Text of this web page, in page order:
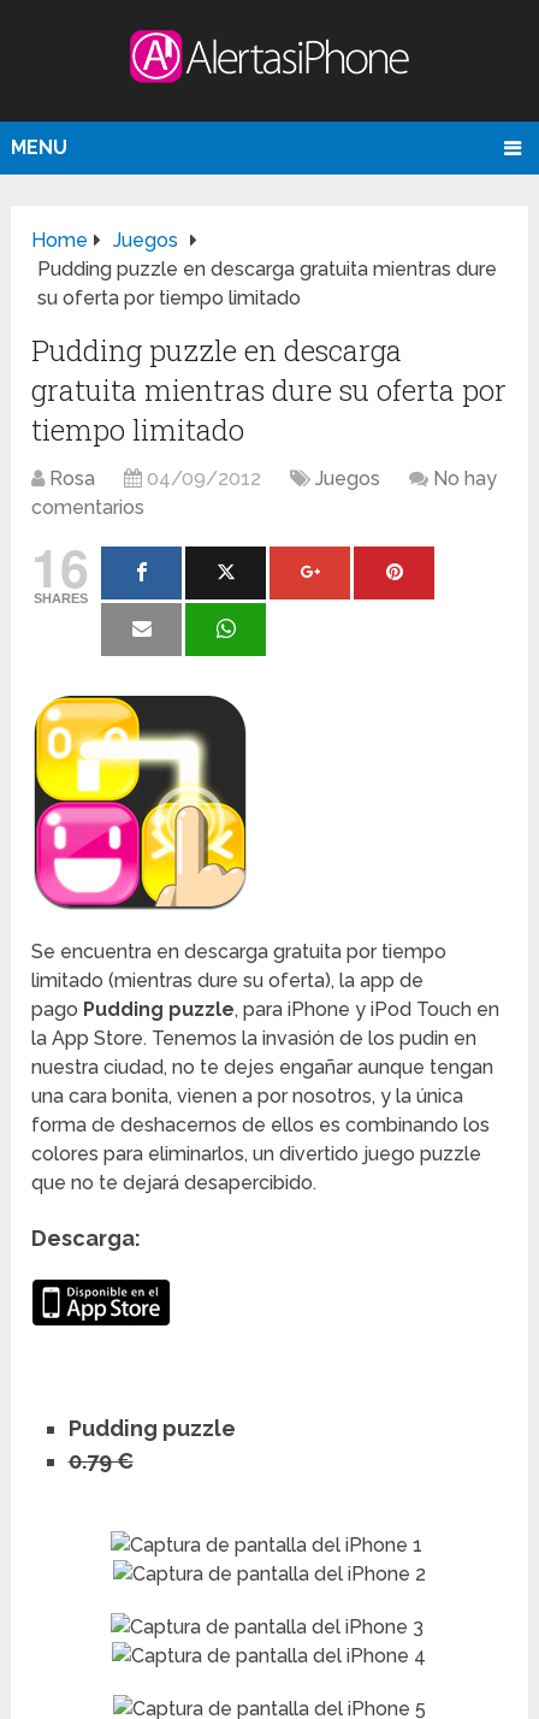
MENU
Home
Juegos
Pudding puzzle en descarga gratuita mientras dure
su oferta por tiempo limitado
Pudding puzzle en descarga
gratuita mientras dure su oferta por
tiempo limitado
Rosa 04/09/2012 Juegos
No hay
comentarios
16
SHARES
Se encuentra en descarga gratuita por tiempo
limitado (mientras dure su oferta), la app de
pago Pudding puzzle, para iPhone y iPod Touch en
la App Store. Tenemos la invasión de los pudin en
nuestra ciudad, no te dejes engañar aunque tengan
una cara bonita, vienen a por nosotros, y la única
forma de deshacernos de ellos es combinando los
colores para eliminarlos, un divertido juego puzzle
que no te dejará desapercibido.
Descarga:
Pudding puzzle
0.79 €